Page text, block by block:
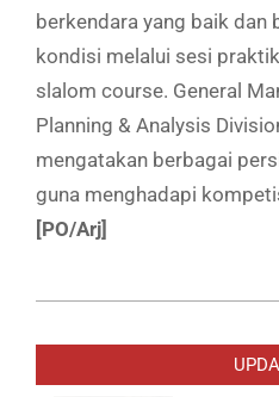
berkendara yang baik dan
kondisi melalui sesi
slalom course. General
Planning & Analysis
mengatakan berbagai
guna menghadapi
[PO/Arj]
10-